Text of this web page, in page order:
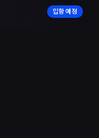
입항 예정